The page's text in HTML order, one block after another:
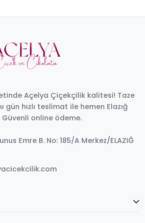
Açelya Çiçekçilik kalitesi! Taze
gün hızlı teslimat ile hemen Elazığ
online ödeme.
Emre B. No: 185/A Merkez/ELAZIĞ